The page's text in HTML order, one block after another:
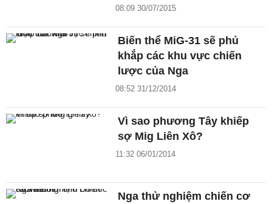
08:09 30/07/2015
Biến thể MiG-31 sẽ phủ
khắp các khu vực chiến
lược của Nga
08:52 31/12/2014
Vì sao phương Tây khiếp
sợ Mig Liên Xô?
11:32 06/01/2014
Nga thử nghiệm chiến cơ